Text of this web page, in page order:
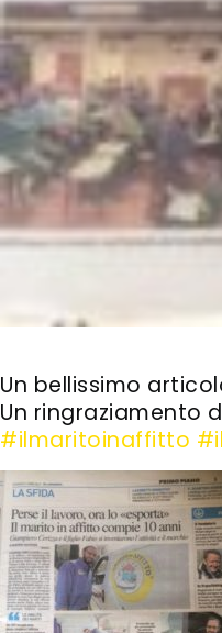
Un bellissimo
Un ringraziamento
#ilmaritoinaffitto #